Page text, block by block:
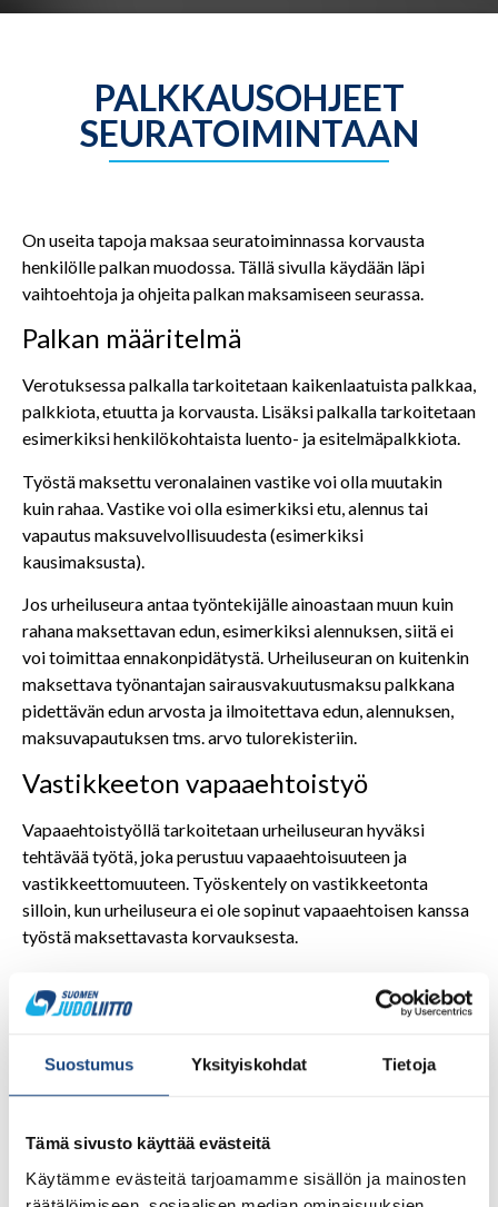
Suostumus Yksityiskohdat Tietoja
Tämä sivusto käyttää evästeitä
Käytämme evästeitä tarjoamamme sisällön ja mainosten
PALKKAUSOHJEET
SEURATOIMINTAAN
On useita tapoja maksaa seuratoiminnassa korvausta
henkilölle palkan muodossa. Tällä sivulla käydään läpi
vaihtoehtoja ja ohjeita palkan maksamiseen seurassa.
Palkan määritelmä
Verotuksessa palkalla tarkoitetaan kaikenlaatuista palkkaa,
palkkiota, etuutta ja korvausta. Lisäksi palkalla tarkoitetaan
esimerkiksi henkilökohtaista luento- ja esitelmäpalkkiota.
Työstä maksettu veronalainen vastike voi olla muutakin
kuin rahaa. Vastike voi olla esimerkiksi etu, alennus tai
vapautus maksuvelvollisuudesta (esimerkiksi
kausimaksusta).
Jos urheiluseura antaa työntekijälle ainoastaan muun kuin
rahana maksettavan edun, esimerkiksi alennuksen, siitä ei
voi toimittaa ennakonpidätystä. Urheiluseuran on kuitenkin
maksettava työnantajan sairausvakuutusmaksu palkkana
pidettävän edun arvosta ja ilmoitettava edun, alennuksen,
maksuvapautuksen tms. arvo tulorekisteriin.
Vastikkeeton vapaaehtoistyö
Vapaaehtoistyöllä tarkoitetaan urheiluseuran hyväksi
tehtävää työtä, joka perustuu vapaaehtoisuuteen ja
vastikkeettomuuteen. Työskentely on vastikkeetonta
silloin, kun urheiluseura ei ole sopinut vapaaehtoisen kanssa
työstä maksettavasta korvauksesta.
tekemästään työstä korvaukseksi esimerkiksi rahaa,
jäsen-, kausi-, kilpailu-, tms. seuratoimintaan liittyvien
Palkanmaksumuodot ja tavat
Seura voi palkata työntekijän, jolle maksetaan palkkaa.